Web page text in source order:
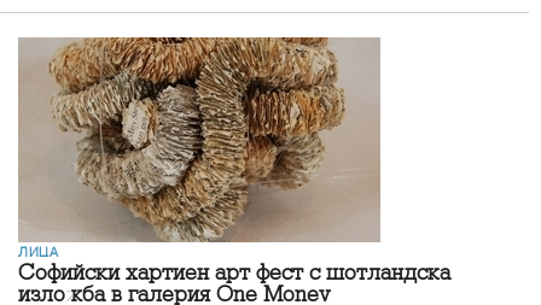
ЛИЦА
Софийски хартиен арт фест с шотландска
изложба в галерия One Monev